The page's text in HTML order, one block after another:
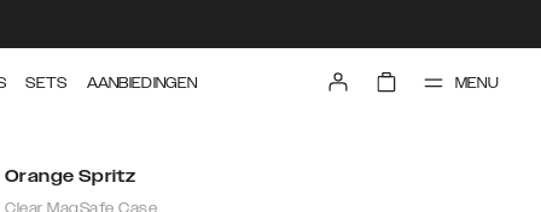
SETS AANBIEDINGEN MENU
Orange Spritz
Clear MagSafe Case